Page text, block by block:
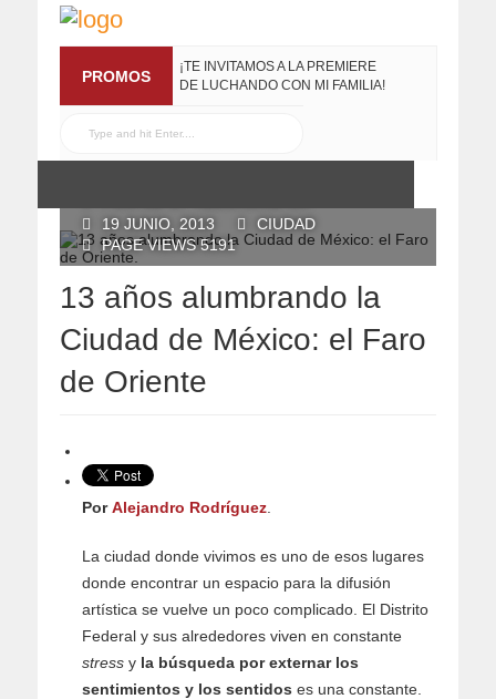
PROMOS
¡TE INVITAMOS A LA PREMIERE
DE LUCHANDO CON MI FAMILIA!
REGALA EL COMPILADO
#ELRECOMENDADOVOL4
19 JUNIO, 2013
CIUDAD
PAGE VIEWS 5191
13 años alumbrando la
Ciudad de México: el Faro
de Oriente
PorAlejandro Rodríguez
La ciudad donde vivimos es uno de esos lugares
donde encontrar un espacio para la difusión
artística se vuelve un poco complicado. El Distrito
Federal y sus alrededores viven en constante
stress y la búsqueda por externar los
sentimientos y los sentidos es una constante.